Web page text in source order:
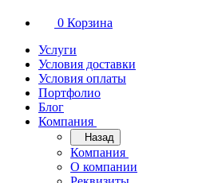
0 Корзина
Услуги
Условия доставки
Условия оплаты
Портфолио
Блог
Компания
Назад
Компания
О компании